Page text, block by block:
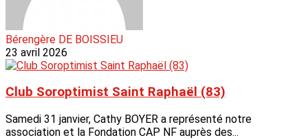
Bérengère DE BOISSIEU
23 avril 2026
Club Soroptimist Saint Raphaël (83)
Samedi 31 janvier, Cathy BOYER a représenté notre
association et la Fondation CAP NF auprès des...